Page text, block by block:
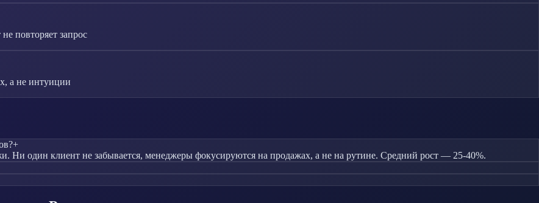
повторяет запрос
а не интуиции
+
Ни один клиент не забывается, менеджеры фокусируются на продажах, а не на рутине. Средний рост — 25-40%.